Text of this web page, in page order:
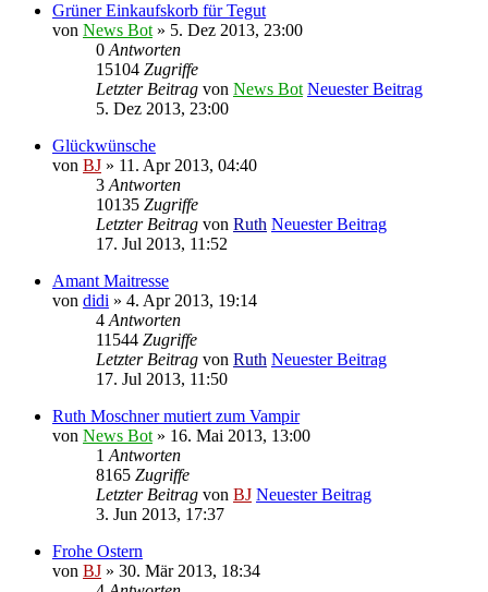
Grüner Einkaufskorb für Tegut
von News Bot » 5. Dez 2013, 23:00
0 Antworten
15104 Zugriffe
Letzter Beitrag von News Bot Neuester Beitrag
5. Dez 2013, 23:00
Glückwünsche
von BJ » 11. Apr 2013, 04:40
3 Antworten
10135 Zugriffe
Letzter Beitrag von Ruth Neuester Beitrag
17. Jul 2013, 11:52
Amant Maitresse
von didi » 4. Apr 2013, 19:14
4 Antworten
11544 Zugriffe
Letzter Beitrag von Ruth Neuester Beitrag
17. Jul 2013, 11:50
Ruth Moschner mutiert zum Vampir
von News Bot » 16. Mai 2013, 13:00
1 Antworten
8165 Zugriffe
Letzter Beitrag von BJ Neuester Beitrag
3. Jun 2013, 17:37
Frohe Ostern
von BJ » 30. Mär 2013, 18:34